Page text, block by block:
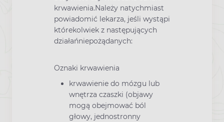
krwawienia.Należy natychmiast
powiadomić lekarza, jeśli wystąpi
którekolwiek z następujących
działańniepożądanych:
Oznaki krwawienia
krwawienie do mózgu lub
wnętrza czaszki (objawy
mogą obejmować ból
głowy, jednostronny